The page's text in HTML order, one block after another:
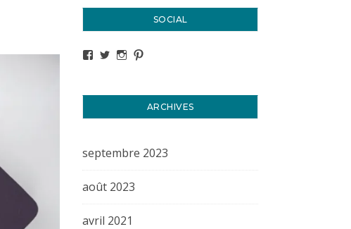
SOCIAL
Voir le profil de titval35 sur Facebook
Voir le profil de titval35 sur Twitter
Voir le profil de titval35 sur Instagram
ARCHIVES
septembre 2023
août 2023
avril 2021